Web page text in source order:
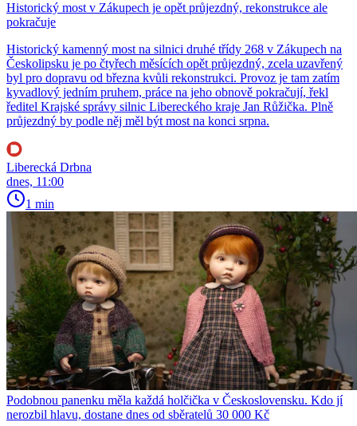
Historický most v Zákupech je opět průjezdný, rekonstrukce ale
pokračuje
Historický kamenný most na silnici druhé třídy 268 v Zákupech na
Českolipsku je po čtyřech měsících opět průjezdný, zcela uzavřený
byl pro dopravu od března kvůli rekonstrukci. Provoz je tam zatím
kyvadlový jedním pruhem, práce na jeho obnově pokračují, řekl
ředitel Krajské správy silnic Libereckého kraje Jan Růžička. Plně
průjezdný by podle něj měl být most na konci srpna.
Liberecká Drbna
dnes, 11:00
1 min
Podobnou panenku měla každá holčička v Československu. Kdo jí
nerozbil hlavu, dostane dnes od sběratelů 30 000 Kč